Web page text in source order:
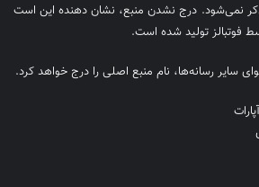
ذیل محتوا نام منبع خاصی ذکر نمی‌‎شود. درج نشدن منبع، نشان دهنده این است
فوتبالز تولید شده است.
سایر رسانه‌ها، نام منبع اصلی را درج خواهد کرد.